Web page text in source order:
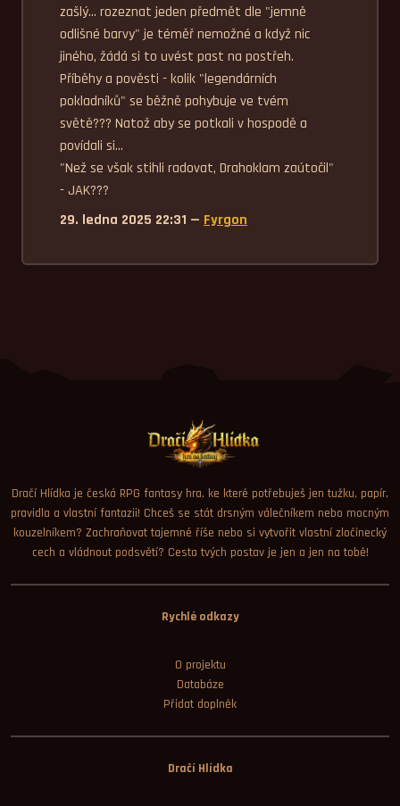
zašlý... rozeznat jeden předmět dle "jemně
odlišné barvy" je téměř nemožné a když nic
jiného, žádá si to uvést past na postřeh.
Příběhy a pověsti - kolik "legendárních
pokladníků" se běžně pohybuje ve tvém
světě??? Natož aby se potkali v hospodě a
povídali si...
"Než se však stihli radovat, Drahoklam zaútočil"
- JAK???
29. ledna 2025 22:31 — Fyrgon
Dračí Hlídka je česká RPG fantasy hra, ke které potřebuješ jen tužku, papír,
pravidla a vlastní fantazii! Chceš se stát drsným válečníkem nebo mocným
kouzelníkem? Zachraňovat tajemné říše nebo si vytvořit vlastní zločinecký
cech a vládnout podsvětí? Cesta tvých postav je jen a jen na tobě!
Rychlé odkazy
O projektu
Databáze
Přidat doplněk
Dračí Hlídka